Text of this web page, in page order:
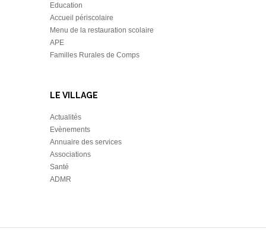
Education
Accueil périscolaire
Menu de la restauration scolaire
APE
Familles Rurales de Comps
LE VILLAGE
Actualités
Evènements
Annuaire des services
Associations
Santé
ADMR